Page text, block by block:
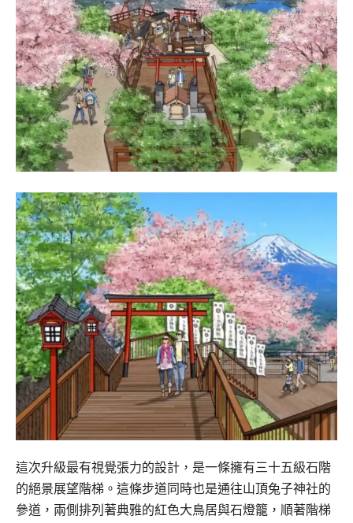
這次升級最有視覺張力的設計，是一條擁有三十五級石階
的絕景展望階梯。這條步道同時也是通往山頂兔子神社的
參道，兩側排列著典雅的紅色大鳥居與石燈籠，順著階梯